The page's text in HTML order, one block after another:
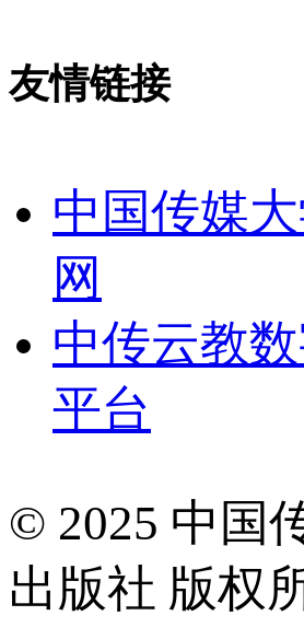
友情链接
中国传媒
网
中传云教
平台
© 2025 中国
出版社 版权